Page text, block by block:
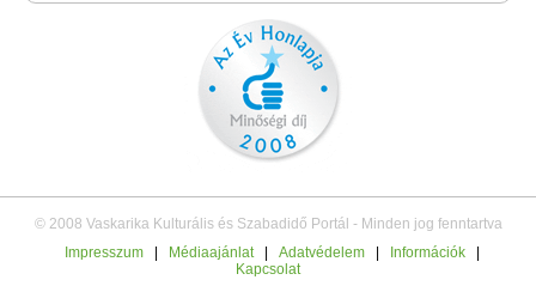
© 2008 Vaskarika Kulturális és Szabadidő Portál - Minden jog fenntartva
Impresszum
Médiaajánlat Adatvédelem Információk
Kapcsolat